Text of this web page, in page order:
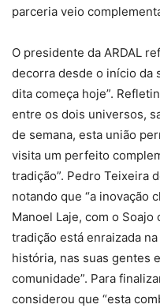
parceria veio
O presidente da ARDAL
decorra desde o início da
dita começa hoje”.
entre os dois universos,
de semana, esta união
visita um perfeito
tradição”. Pedro Teixeira
notando que “a inovação
Manoel Laje, com o
tradição está enraizada
história, nas suas gentes
comunidade”. Para
considerou que “esta